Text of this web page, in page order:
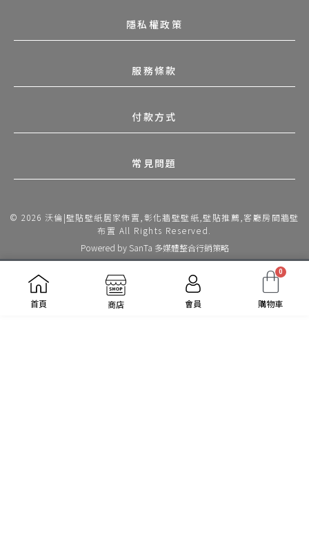
隱私權政策
服務條款
付款方式
常見問題
© 2026 沃倫|壁貼壁紙居家佈置,彰化牆壁壁紙,壁貼推薦,客廳房間牆壁
布置 All Rights Reserved.
Powered by SanTa 多媒體整合行銷策略
首頁 商店 會員
0
購物車